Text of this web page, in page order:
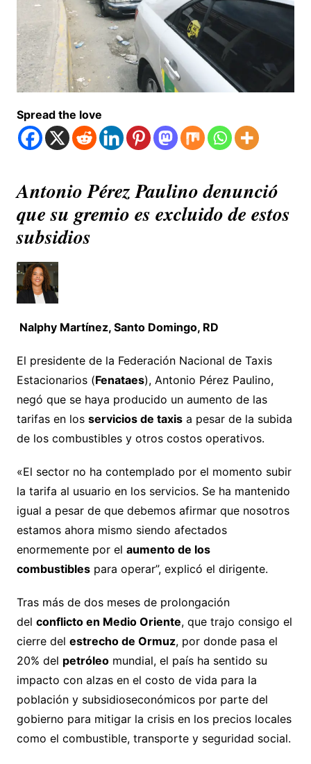
Spread the love
Antonio Pérez Paulino denunció
que su gremio es excluido de estos
subsidios
Nalphy Martínez, Santo Domingo, RD
El presidente de la Federación Nacional de Taxis
Estacionarios (Fenataes), Antonio Pérez Paulino,
negó que se haya producido un aumento de las
tarifas en los servicios de taxisa pesar de la subida
de los combustibles y otros costos operativos.
«El sector no ha contemplado por el momento subir
la tarifa al usuario en los servicios. Se ha mantenido
igual a pesar de que debemos afirmar que nosotros
estamos ahora mismo siendo afectados
enormemente por el aumento de los
combustiblespara operar”, explicó el dirigente.
Tras más de dos meses de prolongación
del conflicto en Medio Oriente, que trajo consigo el
cierre del estrecho de Ormuz, por donde pasa el
20% del petróleomundial, el país ha sentido su
impacto con alzas en el costo de vida para la
población y subsidioseconómicos por parte del
gobierno para mitigar la crisis en los precios locales
como el combustible, transporte y seguridad social.